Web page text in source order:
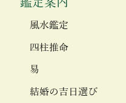
風水鑑定
四柱推命
易
結婚の吉日選び